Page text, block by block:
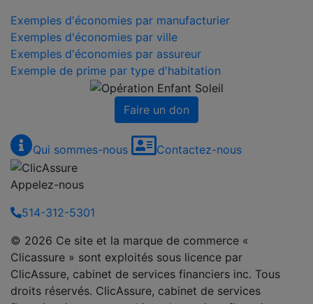
Exemples d'économies par manufacturier
Exemples d'économies par ville
Exemples d'économies par assureur
Exemple de prime par type d'habitation
Faire un don
Qui sommes-nous Contactez-nous
Appelez-nous
514-312-5301
© 2026 Ce site et la marque de commerce «
Clicassure » sont exploités sous licence par
ClicAssure, cabinet de services financiers inc. Tous
droits réservés. ClicAssure, cabinet de services